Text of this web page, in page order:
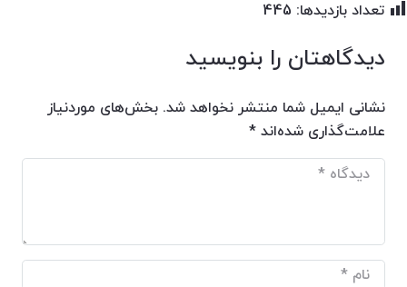
تعداد بازدیدها: 445
دیدگاهتان را بنویسید
نشانی ایمیل شما منتشر نخواهد شد. بخش‌های موردنیاز
علامت‌گذاری شده‌اند *